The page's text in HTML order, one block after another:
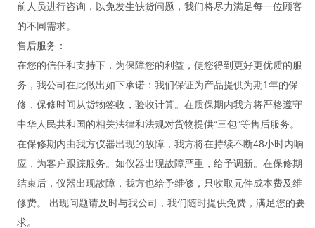
前人员进行咨询，以免发生缺货问题，我们将尽力满足每一位顾客
的不同需求。
售后服务：
在您的信任和支持下，为保障您的利益，使您得到更好更优质的服
务，我公司在此做出如下承诺：我们保证为产品提供为期1年的保
修，保修时间从货物签收，验收计算。在质保期内我方将严格遵守
中华人民共和国的相关法律和法规对货物提供“三包”等售后服务。
在保修期内由我方仪器出现的故障，我方将在持续不断48小时内响
应，为客户跟踪服务。如仪器出现故障严重，给予调新。在保修期
结束后，仪器出现故障，我方也给予维修，只收取元件成本费及维
修费。 出现问题请及时与我公司，我们随时提供免费，满足您的要
求。